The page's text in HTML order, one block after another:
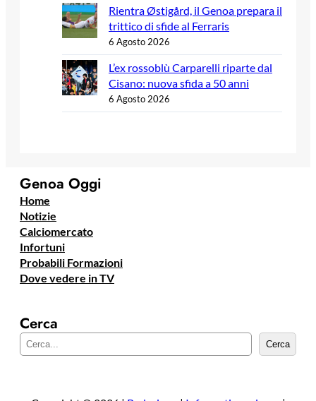
Rientra Østigård, il Genoa prepara il
trittico di sfide al Ferraris
6 Agosto 2026
L’ex rossoblù Carparelli riparte dal
Cisano: nuova sfida a 50 anni
6 Agosto 2026
Genoa Oggi
Home
Notizie
Calciomercato
Infortuni
Probabili Formazioni
Dove vedere in TV
Cerca
e
Cerca